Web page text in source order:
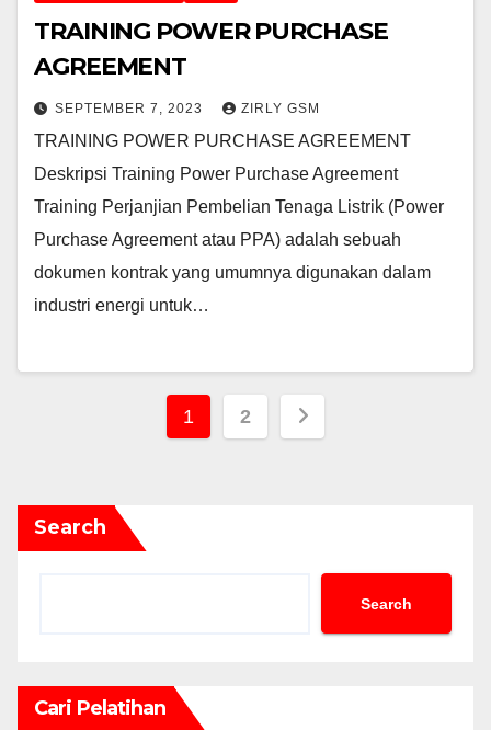
TRAINING POWER PURCHASE
AGREEMENT
SEPTEMBER 7, 2023 ZIRLY GSM
TRAINING POWER PURCHASE AGREEMENT
Deskripsi Training Power Purchase Agreement
Training Perjanjian Pembelian Tenaga Listrik (Power
Purchase Agreement atau PPA) adalah sebuah
dokumen kontrak yang umumnya digunakan dalam
industri energi untuk…
Posts
1 2
Search
Search
Cari Pelatihan